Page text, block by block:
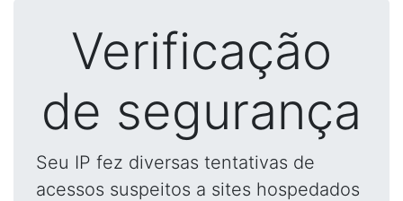
Verificação
de segurança
Seu IP fez diversas tentativas de
acessos suspeitos a sites hospedados